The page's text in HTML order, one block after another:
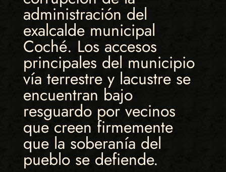
administración del
exalcalde municipal
Coché. Los accesos
principales del municipio
vía terrestre y lacustre se
encuentran bajo
resguardo por vecinos
que creen firmemente
que la soberanía del
pueblo se defiende.